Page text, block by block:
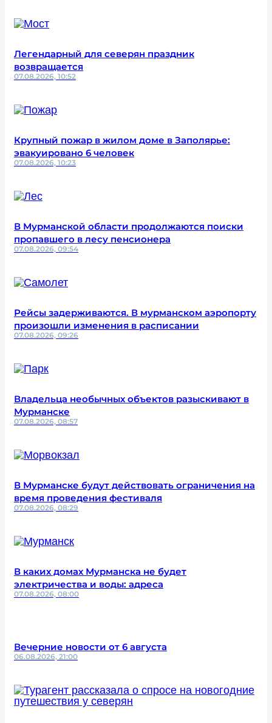
Легендарный для северян праздник
возвращается
07.08.2026, 10:52
Крупный пожар в жилом доме в Заполярье:
эвакуировано 6 человек
07.08.2026, 10:23
В Мурманской области продолжаются поиски
пропавшего в лесу пенсионера
07.08.2026, 09:54
Рейсы задерживаются. В мурманском аэропорту
произошли изменения в расписании
07.08.2026, 09:26
Владельца необычных объектов разыскивают в
Мурманске
07.08.2026, 08:57
В Мурманске будут действовать ограничения на
время проведения фестиваля
07.08.2026, 08:29
В каких домах Мурманска не будет
электричества и воды: адреса
07.08.2026, 08:00
Вечерние новости от 6 августа
06.08.2026, 21:00